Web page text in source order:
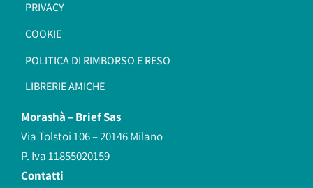
PRIVACY
COOKIE
POLITICA DI RIMBORSO E RESO
LIBRERIE AMICHE
Morashà –Brief Sas
Via Tolstoi 106 – 20146 Milano
P. Iva 11855020159
Contatti